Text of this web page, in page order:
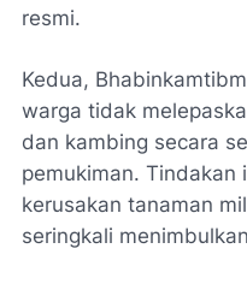
resmi.
Kedua,
warga tidak
dan kambing secara
pemukiman. Tindakan
kerusakan tanaman
seringkali